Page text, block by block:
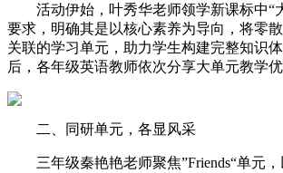
活动伊始，叶秀华老师领学新课标中“
要求，明确其是以核心素养为导向，将零
关联的学习单元，助力学生构建完整知识
后，各年级英语教师依次分享大单元教学优
二、同研单元，各显风采
三年级秦艳艳老师聚焦”Friends“单元，